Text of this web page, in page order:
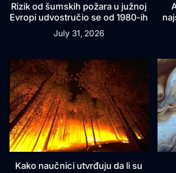
Rizik od šumskih požara u južnoj
Evropi udvostručio se od 1980-ih
July 31, 2026
Kako naučnici utvrđuju da li su